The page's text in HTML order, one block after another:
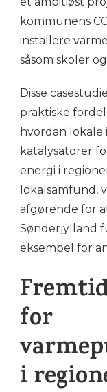
kommunens
installere
såsom skoler
Disse
praktiske
hvordan lokale
katalysatorer
energi i
lokalsamfund,
afgørende for
Sønderjylland
eksempel for
for
i